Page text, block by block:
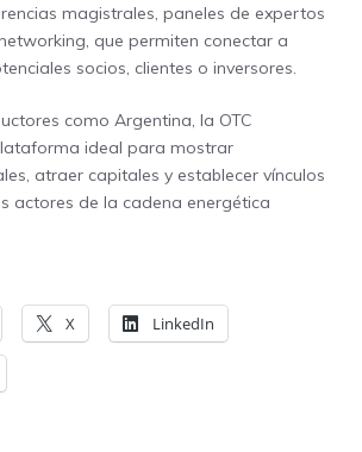
magistrales, paneles de expertos
que permiten conectar a
socios, clientes o inversores.
como Argentina, la OTC
ideal para mostrar
atraer capitales y establecer vínculos
actores de la cadena energética
X LinkedIn